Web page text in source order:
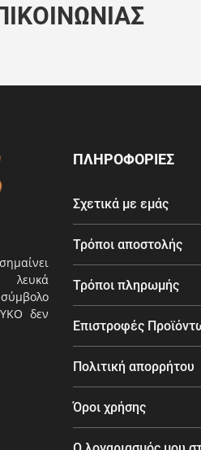
λευκά
δεν
ΠΛΗΡΟΦΟΡΙΕΣ
Σχετικά με εμάς
Τρόποι αποστολής
Τρόποι πληρωμής
Επιστροφές
Πολιτική απορρήτου
Όροι χρήσης